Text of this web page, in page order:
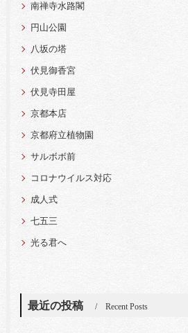
南禅寺水路閣
円山公園
八坂の塔
伏見御香宮
伏見寺田屋
京都本店
京都府立植物園
サルボボ前
コロナウイルス対応
成人式
七五三
光る君へ
最近の投稿 Recent Posts